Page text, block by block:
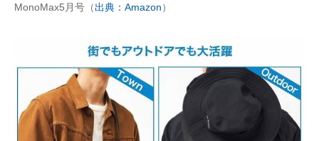
MonoMax5月号（出典：Amazon）